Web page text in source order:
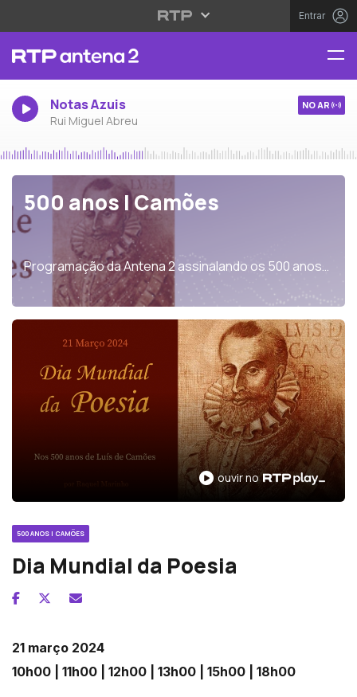
Entrar
Notas Azuis
Rui Miguel Abreu
NO AR
500 anos | Camões
Programação da Antena 2 assinalando os 500 anos
de Luís Vaz de Camões
ouvir no RTP Play
ouvir no
500 ANOS | CAMÕES
Dia Mundial da Poesia
21 março 2024
10h00 | 11h00 | 12h00 | 13h00 | 15h00 | 18h00